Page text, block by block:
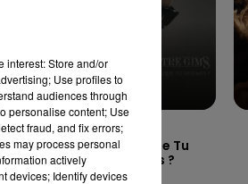
19h15 - 20h00
LA RADIO POP
Est-Ce Que Tu
M'aimes ?
interest: Store and/or
Use profiles to
audiences through
personalise content; Use
fraud, and fix errors;
may process personal
actively
devices; Identify devices